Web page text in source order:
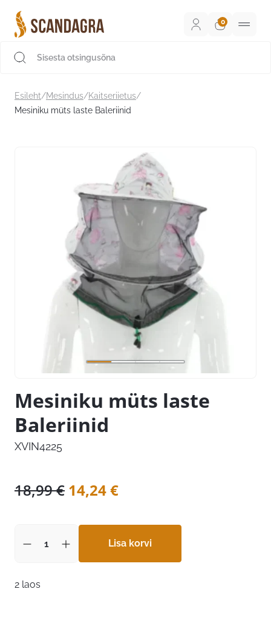
sisu
juurde
Esileht/Mesindus/Kaitseriietus/
Mesiniku müts laste Baleriinid
Mesiniku müts laste
Baleriinid
XVIN4225
18,99€ Algne
oli:
18,99 €.
14,24€Praegune
on:
14,24 €.
Lisa korvi
2 laos